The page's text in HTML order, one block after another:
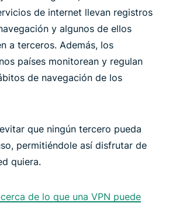
de internet llevan registros
y algunos de ellos
a terceros. Además, los
países monitorean y regulan
de navegación de los
que ningún tercero pueda
permitiéndole así disfrutar de
quiera.
de lo que una VPN puede